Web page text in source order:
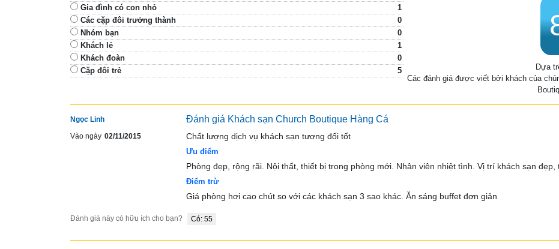
Gia đình có con nhỏ
1
Các cặp đôi trưởng thành
0
Nhóm bạn
0
Khách lẻ
1
Khách đoàn
0
Cặp đôi trẻ
5
Dựa
Các đánh giá được viết bởi khách của
Ngọc Linh
Vào ngày 02/11/2015
Đánh giá Khách sạn Church Boutique Hàng Cá
Chất lượng dịch vụ khách sạn tương đối tốt
Ưu điểm
Phòng đẹp, rộng rãi. Nội thất, thiết bị trong phòng mới. Nhân viên nhiệt tình. Vị trí khách sạn đẹp,
Điểm trừ
Giá phòng hơi cao chút so với các khách sạn 3 sao khác. Ăn sáng buffet đơn giản
Đánh giá này có hữu ích cho bạn? Có: 55